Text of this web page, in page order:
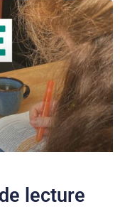
lecture